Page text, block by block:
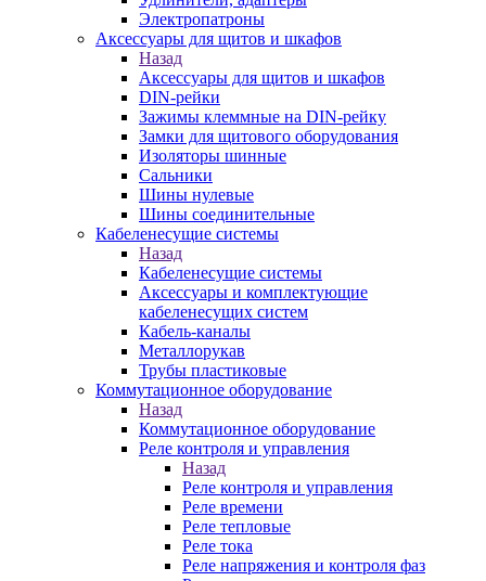
Электропатроны
Аксессуары для щитов и шкафов
Назад
Аксессуары для щитов и шкафов
DIN-рейки
Зажимы клеммные на DIN-рейку
Замки для щитового оборудования
Изоляторы шинные
Сальники
Шины нулевые
Шины соединительные
Кабеленесущие системы
Назад
Кабеленесущие системы
Аксессуары и комплектующие
кабеленесущих систем
Кабель-каналы
Металлорукав
Трубы пластиковые
Коммутационное оборудование
Назад
Коммутационное оборудование
Реле контроля и управления
Назад
Реле контроля и управления
Реле времени
Реле тепловые
Реле тока
Реле напряжения и контроля фаз